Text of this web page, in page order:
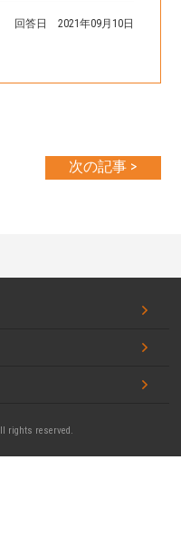
回答日 2021年09月10日
次の記事 >
rights reserved.